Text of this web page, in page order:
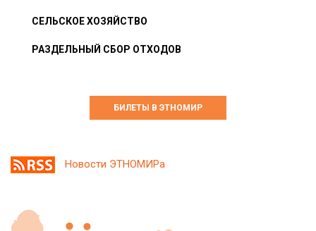
СЕЛЬСКОЕ ХОЗЯЙСТВО
РАЗДЕЛЬНЫЙ СБОР ОТХОДОВ
БИЛЕТЫ В ЭТНОМИР
Новости ЭТНОМИРа